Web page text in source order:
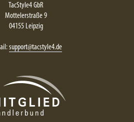
TacStyle4 GbR
Mottelerstraße 9
04155 Leipzig
support@tacstyle4.de